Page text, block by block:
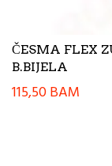
ČESMA FLEX
B.BIJELA
115,50BAM